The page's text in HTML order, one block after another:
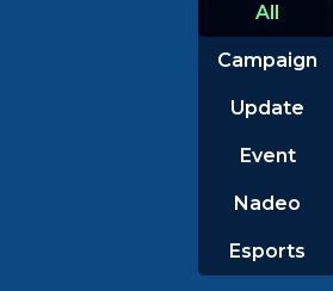
All
Campaign
Update
Event
Nadeo
Esports